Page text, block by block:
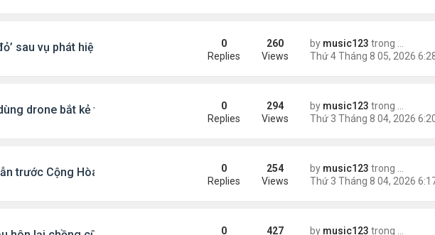
sau vụ phát hiện UAV mang chất nổ ở sân bay by music123 trong
0
Replies
260
Views
drone bắt kẻ trộm trong Walmart by music123 trong
0
Replies
294
Views
trước Cộng Hòa trong các cuộc thăm dò dư luận by music123 trong
0
Replies
254
Views
by music123 trong
0
427